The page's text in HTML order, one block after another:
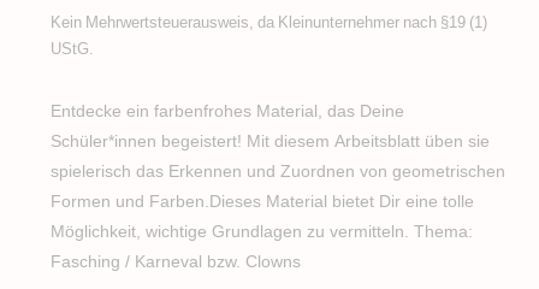
Kein Mehrwertsteuerausweis, da Kleinunternehmer nach §19 (1)
UStG.
Entdecke ein farbenfrohes Material, das Deine
Schüler*innen begeistert! Mit diesem Arbeitsblatt üben sie
spielerisch das Erkennen und Zuordnen von geometrischen
Formen und Farben.Dieses Material bietet Dir eine tolle
Möglichkeit, wichtige Grundlagen zu vermitteln. Thema:
Fasching / Karneval bzw. Clowns